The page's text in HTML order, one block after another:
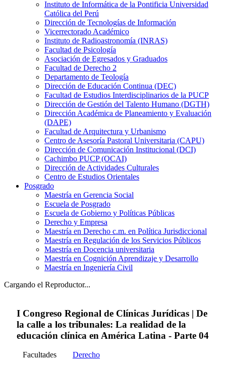
Instituto de Informática de la Pontificia Universidad
Católica del Perú
Dirección de Tecnologías de Información
Vicerrectorado Académico
Instituto de Radioastronomía (INRAS)
Facultad de Psicología
Asociación de Egresados y Graduados
Facultad de Derecho 2
Departamento de Teología
Dirección de Educación Continua (DEC)
Facultad de Estudios Interdisciplinarios de la PUCP
Dirección de Gestión del Talento Humano (DGTH)
Dirección Académica de Planeamiento y Evaluación
(DAPE)
Facultad de Arquitectura y Urbanismo
Centro de Asesoría Pastoral Universitaria (CAPU)
Dirección de Comunicación Institucional (DCI)
Cachimbo PUCP (OCAI)
Dirección de Actividades Culturales
Centro de Estudios Orientales
Posgrado
Maestría en Gerencia Social
Escuela de Posgrado
Escuela de Gobierno y Políticas Públicas
Derecho y Empresa
Maestría en Derecho c.m. en Política Jurisdiccional
Maestría en Regulación de los Servicios Públicos
Maestría en Docencia universitaria
Maestría en Cognición Aprendizaje y Desarrollo
Maestría en Ingeniería Civil
Cargando el Reproductor...
I Congreso Regional de Clínicas Jurídicas | De
la calle a los tribunales: La realidad de la
educación clínica en América Latina - Parte 04
Facultades
Derecho